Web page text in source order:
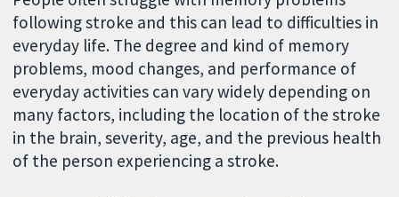
following stroke and this can lead to difficulties in
everyday life. The degree and kind of memory
problems, mood changes, and performance of
everyday activities can vary widely depending on
many factors, including the location of the stroke
in the brain, severity, age, and the previous health
of the person experiencing a stroke.